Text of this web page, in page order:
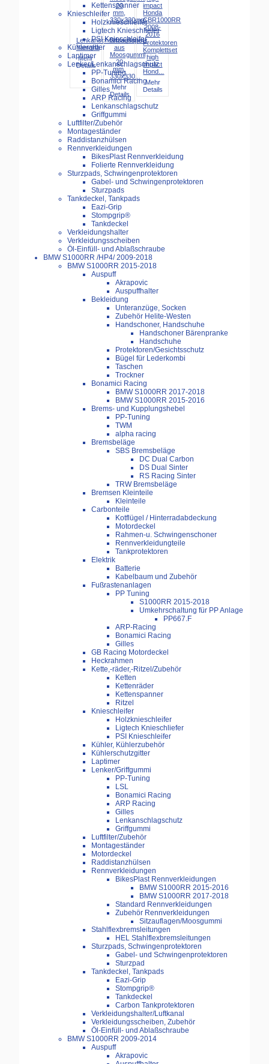
Kettenspanner
Knieschleifer
Holzknieschleifer
Ligtech Knieschliefer
PSI Knieschleifer
Kühlergitter
Laptimer
Lenker/Lenkanschlagschutz
PP-Tuning
Bonamici Racing
Gilles
ARP Racing
Lenkanschlagschutz
Griffgummi
Luftfilter/Zubehör
Montageständer
Raddistanzhülsen
Rennverkleidungen
BikesPlast Rennverkleidung
Folierte Rennverkleidung
Sturzpads, Schwingenprotektoren
Gabel- und Schwingenprotektoren
Sturzpads
Tankdeckel, Tankpads
Eazi-Grip
Stompgrip®
Tankdeckel
Verkleidungshalter
Verkleidungsscheiben
Öl-Einfüll- und Ablaßschraube
BMW S1000RR /HP4/ 2009-2018
BMW S1000RR 2015-2018
Auspuff
Akrapovic
Auspuffhalter
Bekleidung
Unteranzüge, Socken
Zubehör Helite-Westen
Handschoner, Handschuhe
Handschoner Bärenpranke
Handschuhe
Protektoren/Gesichtsschutz
Bügel für Lederkombi
Taschen
Trockner
Bonamici Racing
BMW S1000RR 2017-2018
BMW S1000RR 2015-2016
Brems- und Kupplungshebel
PP-Tuning
TWM
alpha racing
Bremsbeläge
SBS Bremsbeläge
DC Dual Carbon
DS Dual Sinter
RS Racing Sinter
TRW Bremsbeläge
Bremsen Kleinteile
Kleinteile
Carbonteile
Kotflügel / Hinterradabdeckung
Motordeckel
Rahmen-u. Schwingenschoner
Rennverkleidungteile
Tankprotektoren
Elektrik
Batterie
Kabelbaum und Zubehör
Fußrastenanlagen
PP Tuning
S1000RR 2015-2018
Umkehrschaltung für PP Anlage
PP667.F
ARP-Racing
Bonamici Racing
Gilles
GB Racing Motordeckel
Heckrahmen
Kette,-räder,-Ritzel/Zubehör
Ketten
Kettenräder
Kettenspanner
Ritzel
Knieschleifer
Holzknieschleifer
Ligtech Knieschliefer
PSI Knieschleifer
Kühler, Kühlerzubehör
Kühlerschutzgitter
Laptimer
Lenker/Griffgummi
PP-Tuning
LSL
Bonamici Racing
ARP Racing
Gilles
Lenkanschlagschutz
Griffgummi
Luftfilter/Zubehör
Montageständer
Motordeckel
Raddistanzhülsen
Rennverkleidungen
BikesPlast Rennverkleidungen
BMW S1000RR 2015-2016
BMW S1000RR 2017-2018
Standard Rennverkleidungen
Zubehör Rennverkleidungen
Sitzauflagen/Moosgummi
Stahlflexbremsleitungen
HEL Stahlflexbremsleitungen
Sturzpads, Schwingenprotektoren
Gabel- und Schwingenprotektoren
Sturzpad
Tankdeckel, Tankpads
Eazi-Grip
Stompgrip®
Tankdeckel
Carbon Tankprotektoren
Verkleidungshalter/Luftkanal
Verkleidungsscheiben, Zubehör
Öl-Einfüll- und Ablaßschraube
BMW S1000RR 2009-2014
Auspuff
Akrapovic
Lenkanschschlagschutz
Yamaha
Mehr
Details
Sitzauflage
aus
Moosgummi
20
mm,
330x330...
Mehr
Details
Protektoren
Komplettset
high
impact
Hond...
Mehr
Details